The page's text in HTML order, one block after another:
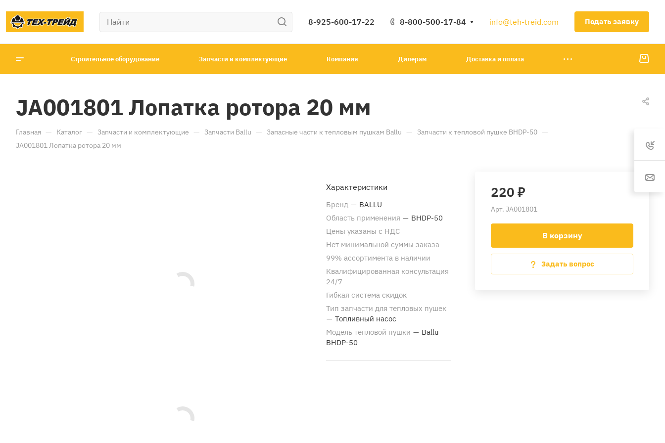
8-925-600-17-22 8-800-500-17-84 info@teh-treid.com Подать заявку
Строительное оборудование Запчасти и комплектующие Компания Дилерам Доставка и оплата
JA001801 Лопатка ротора 20 мм
Главная — Каталог — Запчасти и комплектующие — Запчасти Ballu — Запасные части к тепловым пушкам Ballu — Запчасти к тепловой пушке BHDP-50 —
JA001801 Лопатка ротора 20 мм
220 ₽
Арт. JA001801
В корзину
Задать вопрос
Характеристики
Бренд — BALLU
Область применения — BHDP-50
Цены указаны с НДС
Нет минимальной суммы заказа
99% ассортимента в наличии
Квалифицированная консультация
24/7
Гибкая система скидок
Тип запчасти для тепловых пушек
— Топливный насос
Модель тепловой пушки — Ballu
BHDP-50